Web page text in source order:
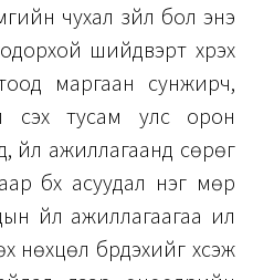
чухал зүйл бол энэ
шийдвэрт хүрэх
маргаан сунжирч,
тусам улс орон
үйл ажиллагаанд сөрөг
бүх асуудал нэг мөр
үйл ажиллагаагаа илүү
нөхцөл бүрдэхийг хүсэж